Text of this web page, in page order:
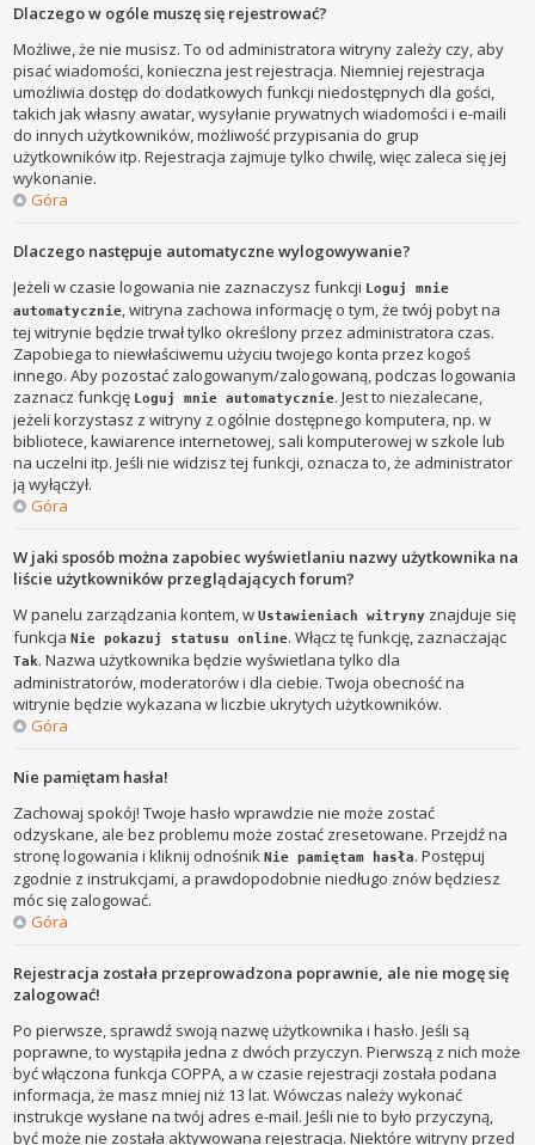
Dlaczego w ogóle muszę się rejestrować?
Możliwe, że nie musisz. To od administratora witryny zależy czy, aby
pisać wiadomości, konieczna jest rejestracja. Niemniej rejestracja
umożliwia dostęp do dodatkowych funkcji niedostępnych dla gości,
takich jak własny awatar, wysyłanie prywatnych wiadomości i e-maili
do innych użytkowników, możliwość przypisania do grup
użytkowników itp. Rejestracja zajmuje tylko chwilę, więc zaleca się jej
wykonanie.
Góra
Dlaczego następuje automatyczne wylogowywanie?
Jeżeli w czasie logowania nie zaznaczysz funkcji Loguj mnie
automatycznie, witryna zachowa informację o tym, że twój pobyt na
tej witrynie będzie trwał tylko określony przez administratora czas.
Zapobiega to niewłaściwemu użyciu twojego konta przez kogoś
innego. Aby pozostać zalogowanym/zalogowaną, podczas logowania
zaznacz funkcję Loguj mnie automatycznie. Jest to niezalecane,
jeżeli korzystasz z witryny z ogólnie dostępnego komputera, np. w
bibliotece, kawiarence internetowej, sali komputerowej w szkole lub
na uczelni itp. Jeśli nie widzisz tej funkcji, oznacza to, że administrator
ją wyłączył.
Góra
W jaki sposób można zapobiec wyświetlaniu nazwy użytkownika na
liście użytkowników przeglądających forum?
W panelu zarządzania kontem, wUstawieniach witryny znajduje się
funkcjaNie pokazuj statusu online. Włącz tę funkcję, zaznaczając
Tak. Nazwa użytkownika będzie wyświetlana tylko dla
administratorów, moderatorów i dla ciebie. Twoja obecność na
witrynie będzie wykazana w liczbie ukrytych użytkowników.
Góra
Nie pamiętam hasła!
Zachowaj spokój! Twoje hasło wprawdzie nie może zostać
odzyskane, ale bez problemu może zostać zresetowane. Przejdź na
stronę logowania i kliknij odnośnikNie pamiętam hasła. Postępuj
zgodnie z instrukcjami, a prawdopodobnie niedługo znów będziesz
móc się zalogować.
Góra
Rejestracja została przeprowadzona poprawnie, ale nie mogę się
zalogować!
Po pierwsze, sprawdź swoją nazwę użytkownika i hasło. Jeśli są
poprawne, to wystąpiła jedna z dwóch przyczyn. Pierwszą z nich może
być włączona funkcja COPPA, a w czasie rejestracji została podana
informacja, że masz mniej niż 13 lat. Wówczas należy wykonać
instrukcje wysłane na twój adres e-mail. Jeśli nie to było przyczyną,
być może nie została aktywowana rejestracja. Niektóre witryny przed